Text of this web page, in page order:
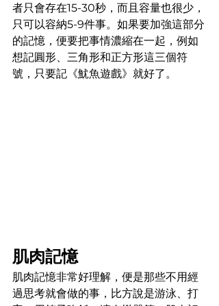
者只會存在15-30秒，而且容量也很少，
只可以容納5-9件事。如果要加強這部分
的記憶，便要把事情濃縮在一起，例如
想記圓形、三角形和正方形這三個符
號，只要記《魷魚遊戲》就好了。
肌肉記憶
肌肉記憶非常好理解，便是那些不用經
過思考就會做的事，比方說是游泳、打